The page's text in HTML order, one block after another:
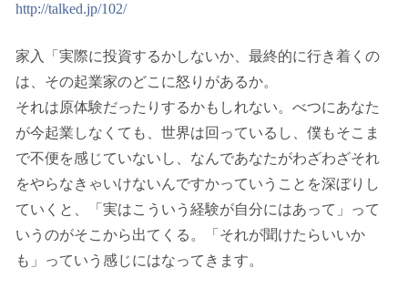
http://talked.jp/102/
家入「実際に投資するかしないか、最終的に行き着くの
は、その起業家のどこに怒りがあるか。
それは原体験だったりするかもしれない。べつにあなた
が今起業しなくても、世界は回っているし、僕もそこま
で不便を感じていないし、なんであなたがわざわざそれ
をやらなきゃいけないんですかっていうことを深ぼりし
ていくと、「実はこういう経験が自分にはあって」って
いうのがそこから出てくる。「それが聞けたらいいか
も」っていう感じにはなってきます。